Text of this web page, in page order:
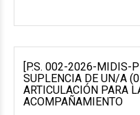
[P.S. 002-2026-MIDIS-
SUPLENCIA DE UN/A
ARTICULACIÓN PARA
ACOMPAÑAMIENTO